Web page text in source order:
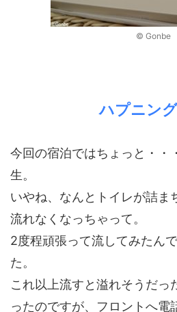
© Gonbe
ハプニン
今回の宿泊ではちょっと・・
生。
いやね、なんとトイレが詰ま
流れなくなっちゃって。
2度程頑張って流してみたん
た。
これ以上流すと溢れそうだっ
ったのですが、フロントへ電